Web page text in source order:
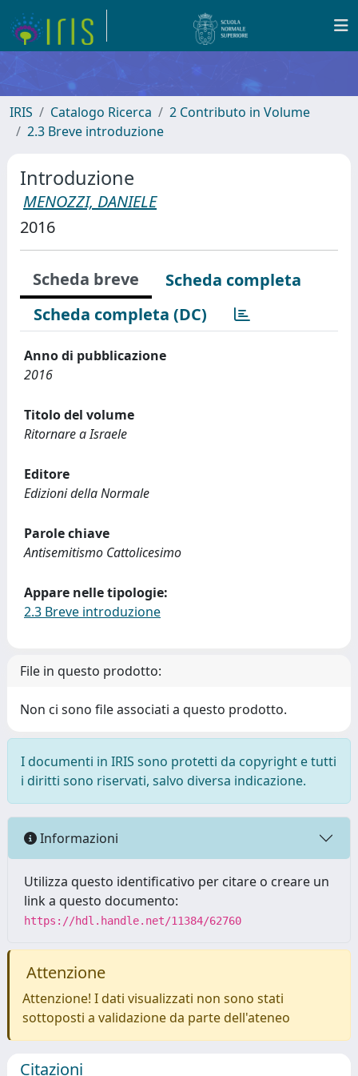
IRIS Catalogo Ricerca
2 Contributo in Volume
2.3 Breve introduzione
Introduzione
MENOZZI, DANIELE
2016
Scheda breve
Scheda completa
Scheda completa (DC)
Anno di pubblicazione
2016
Titolo del volume
Ritornare a Israele
Editore
Edizioni della Normale
Parole chiave
Antisemitismo Cattolicesimo
Appare nelle tipologie:
2.3 Breve introduzione
File in questo prodotto:
Non ci sono file associati a questo prodotto.
I documenti in IRIS sono protetti da copyright e tutti
i diritti sono riservati, salvo diversa indicazione.
Informazioni
Utilizza questo identificativo per citare o creare un
link a questo documento:
https://hdl.handle.net/11384/62760
Attenzione
Attenzione! I dati visualizzati non sono stati
sottoposti a validazione da parte dell'ateneo
Citazioni